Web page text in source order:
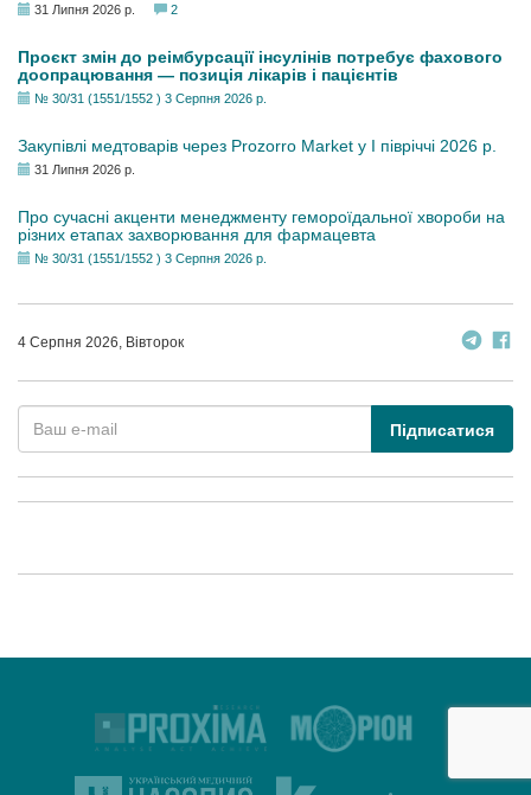
31 Липня 2026 р. 2
Проєкт змін до реімбурсації інсулінів потребує фахового
доопрацювання — позиція лікарів і пацієнтів
№ 30/31 (1551/1552 ) 3 Серпня 2026 р.
Закупівлі медтоварів через Prozorro Market у I півріччі 2026 р.
31 Липня 2026 р.
Про сучасні акценти менеджменту гемороїдальної хвороби на
різних етапах захворювання для фармацевта
№ 30/31 (1551/1552 ) 3 Серпня 2026 р.
4 Серпня 2026, Вівторок
Підписатися